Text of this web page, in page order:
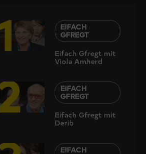
1
EIFACH
GFREGT
Eifach Gfregt mit
Viola Amherd
2
EIFACH
GFREGT
Eifach Gfregt mit
Derib
EIFACH